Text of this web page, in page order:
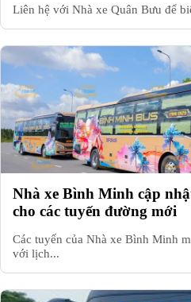
Liên hệ với Nhà xe Quân Bưu để
Nhà xe Bình Minh cập
cho các tuyến đường mới
Các tuyến của Nhà xe Bình Minh
với lịch...